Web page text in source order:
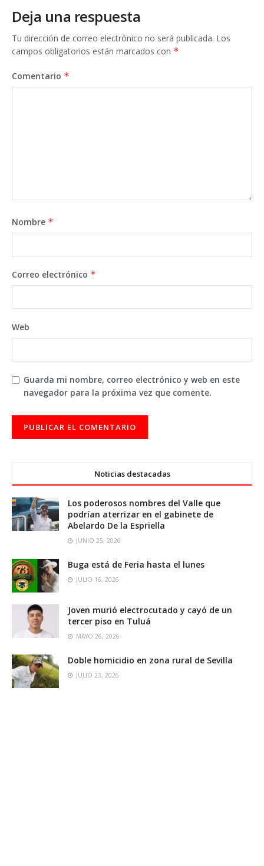
Deja una respuesta
Tu dirección de correo electrónico no será publicada. Los
campos obligatorios están marcados con *
Comentario *
Nombre *
Correo electrónico *
Web
Guarda mi nombre, correo electrónico y web en este
navegador para la próxima vez que comente.
Noticias destacadas
Los poderosos nombres del Valle que
podrían aterrizar en el gabinete de
Abelardo De la Espriella
JUNIO 25, 2026
Buga está de Feria hasta el lunes
JULIO 16, 2026
Joven murió electrocutado y cayó de un
tercer piso en Tuluá
MAYO 26, 2026
Doble homicidio en zona rural de Sevilla
JULIO 23, 2026